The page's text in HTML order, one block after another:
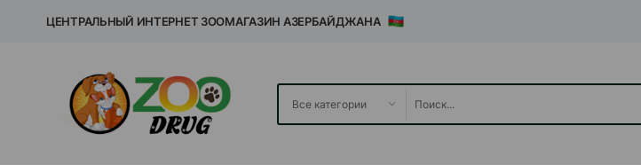
ЦЕНТРАЛЬНЫЙ ИНТЕРНЕТ ЗООМАГАЗИН АЗЕРБАЙДЖАНА